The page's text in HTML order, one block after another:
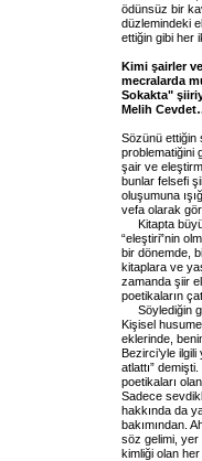
ödünsüz bir
düzlemindeki
ettiğin gibi her
Kimi şairler
mecralarda
Sokakta"
Melih
Sözünü ettiğin
problematiğini
şair ve
bunlar felsefi
oluşumuna
vefa olarak
Kitapta
“eleştiri”nin
bir dönemde,
kitaplara ve
zamanda şiir
poetikaların
Söylediğin
Kişisel
eklerinde,
Bezirci’yle
atlattı”
poetikaları
Sadece
hakkında da
bakımından.
söz gelimi, yer
kimliği olan